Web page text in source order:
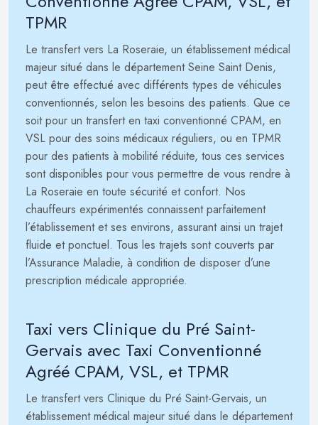
TPMR
Le transfert vers La Roseraie, un établissement médical
majeur situé dans le département Seine Saint Denis,
peut être effectué avec différents types de véhicules
conventionnés, selon les besoins des patients. Que ce
soit pour un transfert en taxi conventionné CPAM, en
VSL pour des soins médicaux réguliers, ou en TPMR
pour des patients à mobilité réduite, tous ces services
sont disponibles pour vous permettre de vous rendre à
La Roseraie en toute sécurité et confort. Nos
chauffeurs expérimentés connaissent parfaitement
l’établissement et ses environs, assurant ainsi un trajet
fluide et ponctuel. Tous les trajets sont couverts par
l’Assurance Maladie, à condition de disposer d’une
prescription médicale appropriée.
Taxi vers Clinique du Pré Saint-
Gervais avec Taxi Conventionné
Agréé CPAM, VSL, et TPMR
Le transfert vers Clinique du Pré Saint-Gervais, un
établissement médical majeur situé dans le département